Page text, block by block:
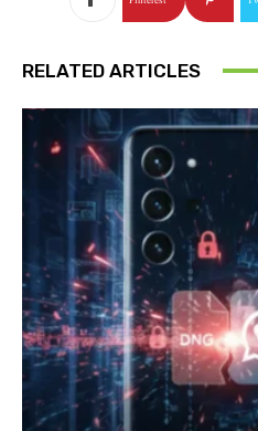
RELATED ARTICLES